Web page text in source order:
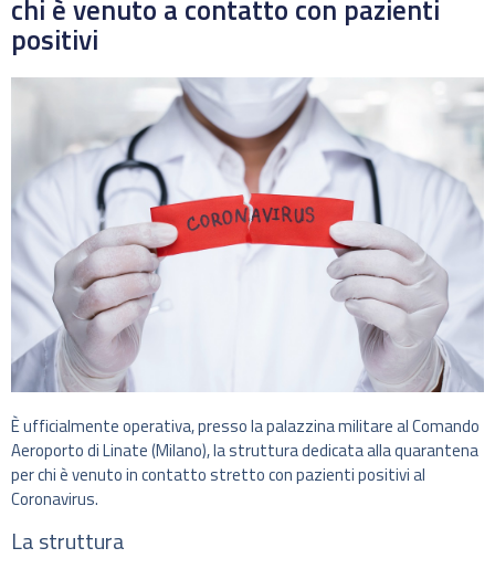
chi è venuto a contatto con pazienti
positivi
È ufficialmente operativa, presso la palazzina militare al Comando
Aeroporto di Linate (Milano), la struttura dedicata alla quarantena
per chi è venuto in contatto stretto con pazienti positivi al
Coronavirus.
La struttura